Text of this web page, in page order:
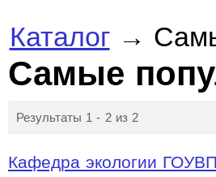
Каталог→
Самые
Результаты 1 - 2 из 2
Кафедра экологии